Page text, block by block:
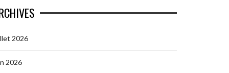
2026
2026